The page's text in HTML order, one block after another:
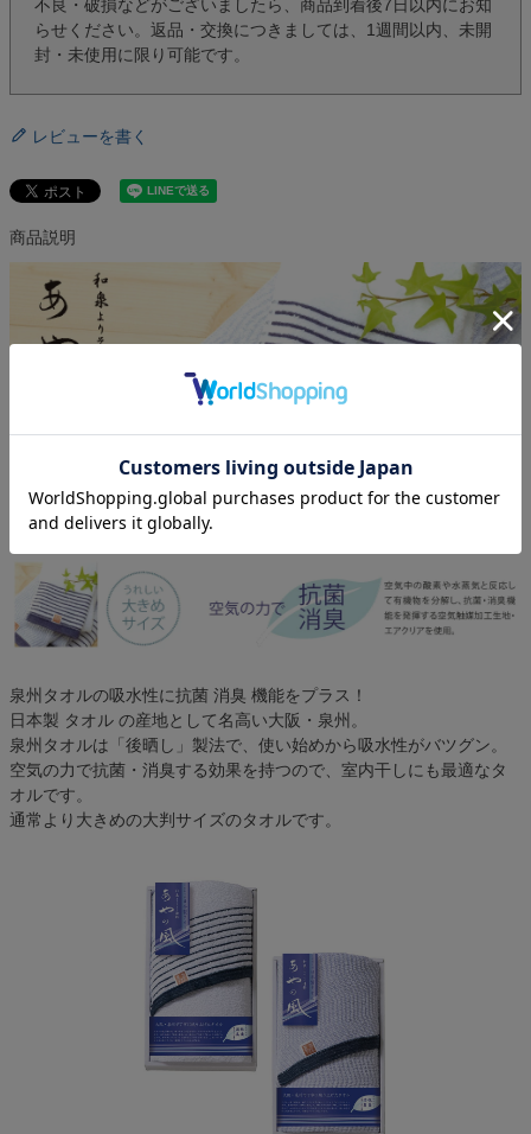
不良・破損などがございましたら、商品到着後7日以内にお知
らせください。返品・交換につきましては、1週間以内、未開
封・未使用に限り可能です。
レビューを書く
商品説明
泉州タオルの吸水性に抗菌 消臭 機能をプラス！
日本製 タオル の産地として名高い大阪・泉州。
泉州タオルは「後晒し」製法で、使い始めから吸水性がバツグン。
空気の力で抗菌・消臭する効果を持つので、室内干しにも最適なタ
オルです。
通常より大きめの大判サイズのタオルです。